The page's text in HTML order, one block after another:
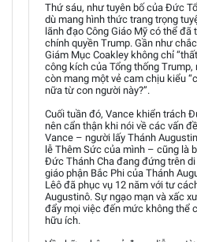
Thứ sáu, như tuyên bố của Đức
dù mang hình thức trang trọng
lãnh đạo Công Giáo Mỹ có thể đã
chính quyền Trump. Gần như
Giám Mục Coakley không chỉ
công kích của Tổng thống Trump,
còn mang một vẻ cam chịu kiểu
nữa từ con người này?”.
Cuối tuần đó, Vance khiển trách
nên cẩn thận khi nói về các vấn
Vance – người lấy Thánh
lễ Thêm Sức của mình – cũng là
Đức Thánh Cha đang đứng trên
giáo phận Bắc Phi của Thánh
Lêô đã phục vụ 12 năm với tư
Augustinô. Sự ngạo mạn và xấc
đẩy mọi việc đến mức không thể
hữu ích.